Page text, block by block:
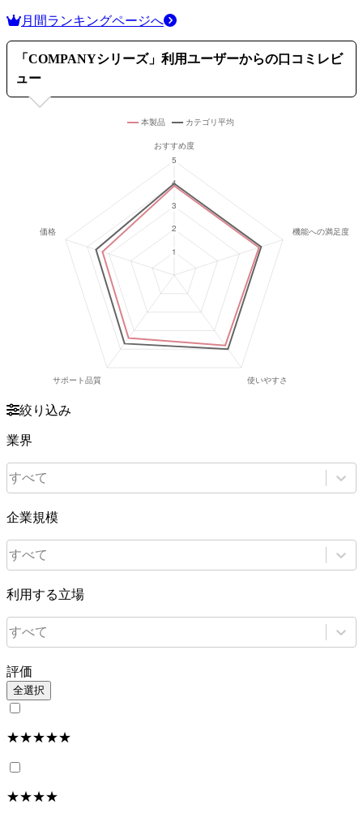
月間ランキングページへ
「 COMPANYシリーズ」利用ユーザーからの口コミレビ
ュー
絞り込み
業界
すべて
企業規模
すべて
利用する立場
すべて
評価
全選択
★★★★★
★★★★